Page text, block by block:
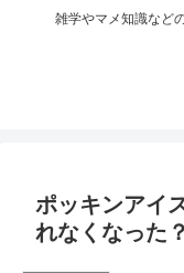
雑学やマメ知識など
ポッキンアイ
れなくなった